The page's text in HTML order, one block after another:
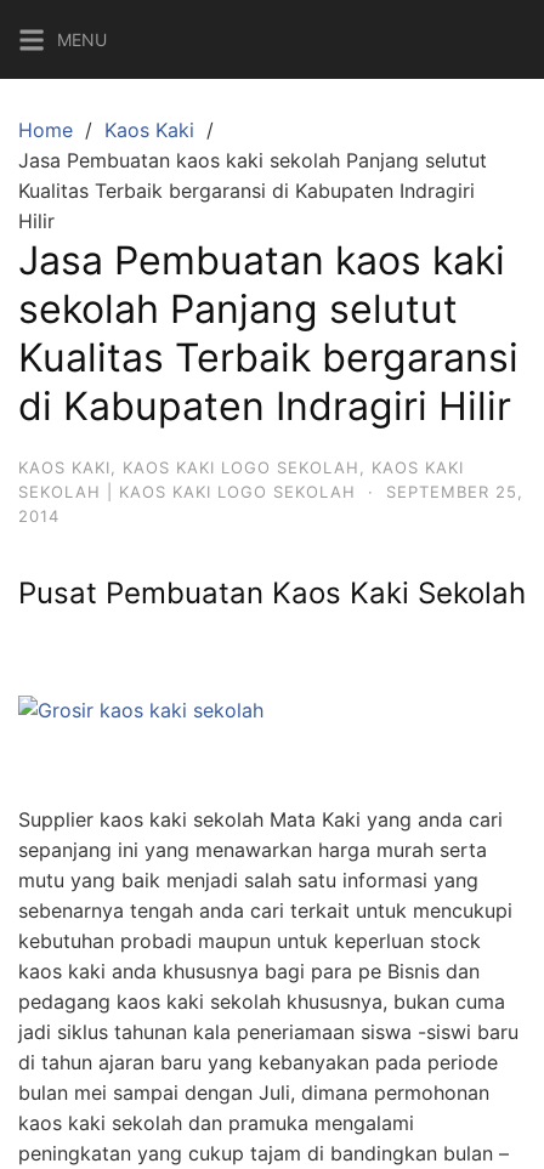
content
MENU
Home
Kaos Kaki
Jasa Pembuatan kaos kaki sekolah Panjang selutut
Kualitas Terbaik bergaransi di Kabupaten Indragiri
Hilir
Jasa Pembuatan kaos kaki
sekolah Panjang selutut
Kualitas Terbaik bergaransi
di Kabupaten Indragiri Hilir
KAOS KAKI KAOS KAKI LOGO SEKOLAH
KAOS KAKI
SEKOLAH | KAOS KAKI LOGO SEKOLAH
·
SEPTEMBER 25,
2014
Pusat Pembuatan Kaos Kaki Sekolah
Supplier kaos kaki sekolah Mata Kaki yang anda cari
sepanjang ini yang menawarkan harga murah serta
mutu yang baik menjadi salah satu informasi yang
sebenarnya tengah anda cari terkait untuk mencukupi
kebutuhan probadi maupun untuk keperluan stock
kaos kaki anda khususnya bagi para pe Bisnis dan
pedagang kaos kaki sekolah khususnya, bukan cuma
jadi siklus tahunan kala peneriamaan siswa -siswi baru
di tahun ajaran baru yang kebanyakan pada periode
bulan mei sampai dengan Juli, dimana permohonan
kaos kaki sekolah dan pramuka mengalami
peningkatan yang cukup tajam di bandingkan bulan –